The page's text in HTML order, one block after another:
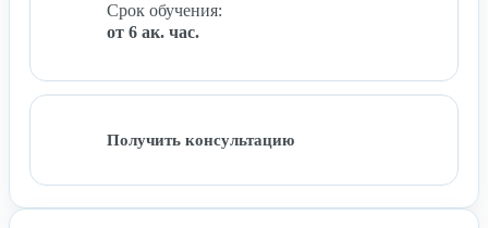
Срок обучения:
от 6 ак. час.
Получить консультацию